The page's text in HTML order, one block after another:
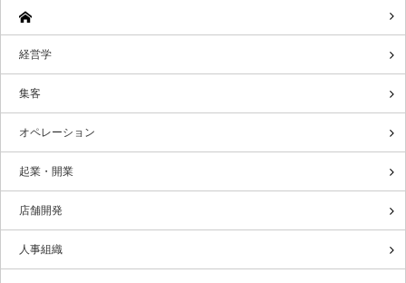
経営学
集客
オペレーション
起業・開業
店舗開発
人事組織